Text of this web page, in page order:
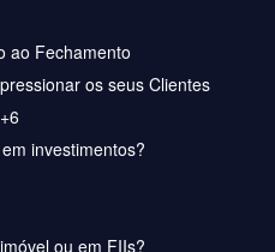
ao Fechamento
os seus Clientes
investimentos?
ou em FIIs?